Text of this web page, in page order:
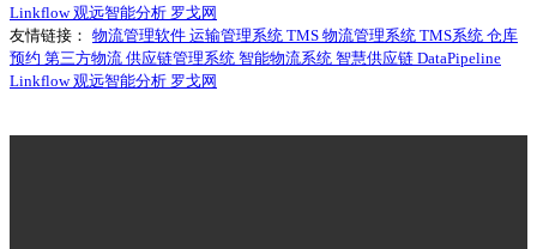
Linkflow观远智能分析 罗戈网
友情链接： 物流管理软件 运输管理系统 TMS 物流管理系统 TMS系统 仓库
预约 第三方物流 供应链管理系统 智能物流系统 智慧供应链 DataPipeline
Linkflow观远智能分析 罗戈网